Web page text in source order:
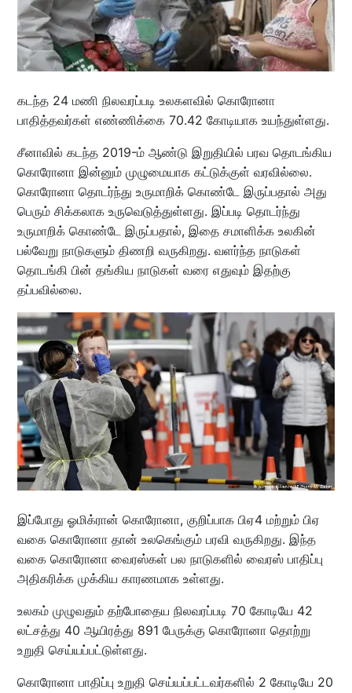
கடந்த 24 மணி நிலவரப்படி உலகளவில் கொரோனா
பாதித்தவர்கள் எண்ணிக்கை 70.42 கோடியாக உயந்துள்ளது.
சீனாவில் கடந்த 2019-ம் ஆண்டு இறுதியில் பரவ தொடங்கிய
கொரோனா இன்னும் முழுமையாக கட்டுக்குள் வரவில்லை.
கொரோனா தொடர்ந்து உருமாறிக் கொண்டே இருப்பதால் அது
பெரும் சிக்கலாக உருவெடுத்துள்ளது. இப்படி தொடர்ந்து
உருமாறிக் கொண்டே இருப்பதால், இதை சமாளிக்க உலகின்
பல்வேறு நாடுகளும் திணறி வருகிறது. வளர்ந்த நாடுகள்
தொடங்கி பின் தங்கிய நாடுகள் வரை எதுவும் இதற்கு
தப்பவில்லை.
இப்போது ஓமிக்ரான் கொரோனா, குறிப்பாக பிஏ4 மற்றும் பிஏ
வகை கொரோனா தான் உலகெங்கும் பரவி வருகிறது. இந்த
வகை கொரோனா வைரஸ்கள் பல நாடுகளில் வைரஸ் பாதிப்பு
அதிகரிக்க முக்கிய காரணமாக உள்ளது.
உலகம் முழுவதும் தற்போதைய நிலவரப்படி 70 கோடியே 42
லட்சத்து 40 ஆயிரத்து 891 பேருக்கு கொரோனா தொற்று
உறுதி செய்யப்பட்டுள்ளது.
கொரோனா பாதிப்பு உறுதி செய்யப்பட்டவர்களில் 2 கோடியே 20